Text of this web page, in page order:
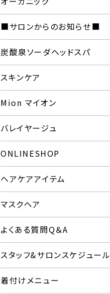
■サロンからのお知らせ■
炭酸泉ソーダヘッドスパ
スキンケア
Mion マイオン
バレイヤージュ
ONLINESHOP
ヘアケアアイテム
マスクヘア
よくある質問Q＆A
スタッフ&サロンスケジュール
着付けメニュー